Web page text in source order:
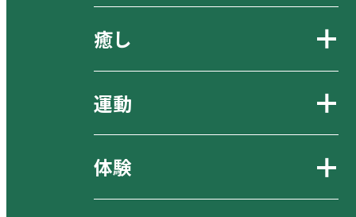
癒し
運動
体験